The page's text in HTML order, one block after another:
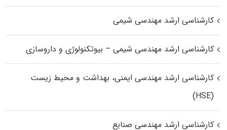
کارشناسی ارشد مهندسی شیمی
کارشناسی ارشد مهندسی شیمی – بیوتکنولوژی و داروسازی
کارشناسی ارشد مهندسی ایمنی، بهداشت و محیط زیست
(HSE)
کارشناسی ارشد مهندسی صنایع